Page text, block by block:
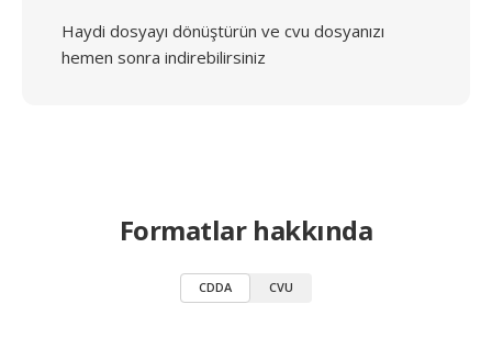
Haydi dosyayı dönüştürün ve cvu dosyanızı
hemen sonra indirebilirsiniz
Formatlar hakkında
CDDA CVU